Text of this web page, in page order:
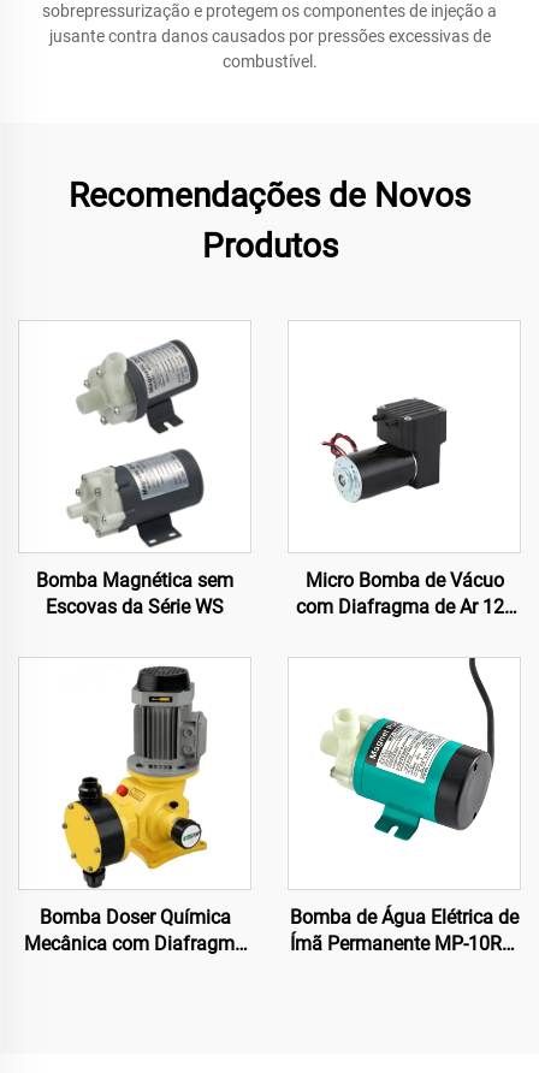
sobrepressurização e protegem os componentes de injeção a
jusante contra danos causados por pressões excessivas de
combustível.
Recomendações de Novos
Produtos
Bomba Magnética sem
Escovas da Série WS
Micro Bomba de Vácuo
com Diafragma de Ar 12v
Fonte Elétrica para
Equipamentos Médicos e
de Beleza
Bomba Doser Química
Mecânica com Diafragma
Bomba de Água Elétrica de
Ímã Permanente MP-10RM